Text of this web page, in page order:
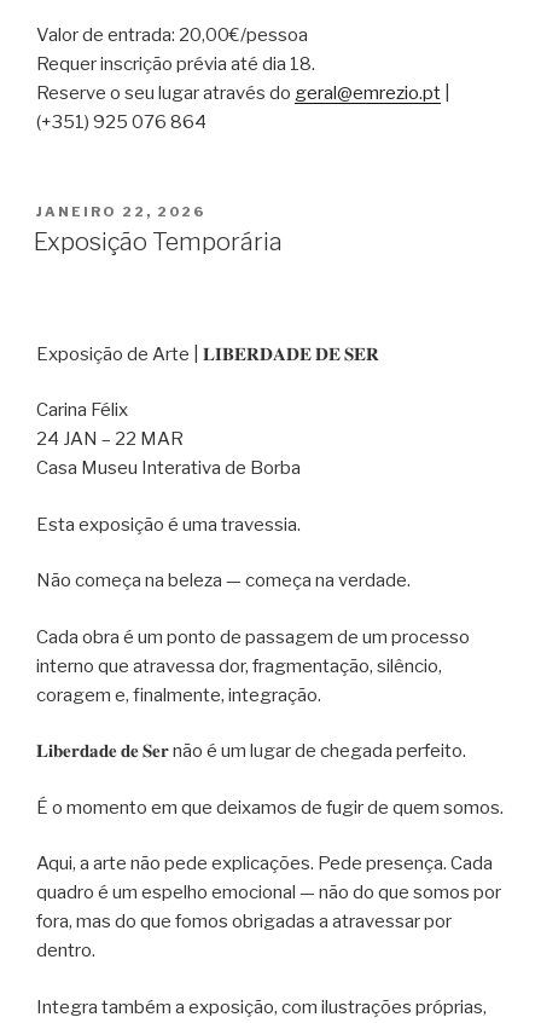
Valor de entrada: 20,00€/pessoa
Requer inscrição prévia até dia 18.
Reserve o seu lugar através do geral@emrezio.pt
(+351) 925 076 864
PUBLICADO
EM
JANEIRO 22, 2026
Exposição Temporária
Exposição de Arte | 𝐋𝐈𝐁𝐄𝐑𝐃𝐀𝐃𝐄 𝐃𝐄 𝐒𝐄𝐑
Carina Félix
24 JAN – 22 MAR
Casa Museu Interativa de Borba
Esta exposição é uma travessia.
Não começa na beleza — começa na verdade.
Cada obra é um ponto de passagem de um processo
interno que atravessa dor, fragmentação, silêncio,
coragem e, finalmente, integração.
𝐋𝐢𝐛𝐞𝐫𝐝𝐚𝐝𝐞 𝐝𝐞 𝐒𝐞𝐫 não é um lugar de chegada perfeito.
É o momento em que deixamos de fugir de quem somos.
Aqui, a arte não pede explicações. Pede presença. Cada
quadro é um espelho emocional — não do que somos por
fora, mas do que fomos obrigadas a atravessar por
dentro.
Integra também a exposição, com ilustrações próprias,